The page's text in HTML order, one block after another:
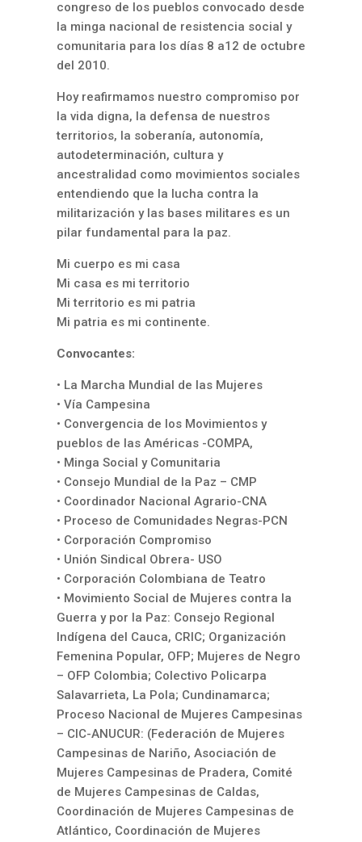
congreso de los pueblos convocado desde
la minga nacional de resistencia social y
comunitaria para los días 8 a12 de octubre
del 2010.
Hoy reafirmamos nuestro compromiso por
la vida digna, la defensa de nuestros
territorios, la soberanía, autonomía,
autodeterminación, cultura y
ancestralidad como movimientos sociales
entendiendo que la lucha contra la
militarización y las bases militares es un
pilar fundamental para la paz.
Mi cuerpo es mi casa
Mi casa es mi territorio
Mi territorio es mi patria
Mi patria es mi continente.
Convocantes:
• La Marcha Mundial de las Mujeres
• Vía Campesina
• Convergencia de los Movimientos y
pueblos de las Américas -COMPA,
• Minga Social y Comunitaria
• Consejo Mundial de la Paz – CMP
• Coordinador Nacional Agrario-CNA
• Proceso de Comunidades Negras-PCN
• Corporación Compromiso
• Unión Sindical Obrera- USO
• Corporación Colombiana de Teatro
• Movimiento Social de Mujeres contra la
Guerra y por la Paz: Consejo Regional
Indígena del Cauca, CRIC; Organización
Femenina Popular, OFP; Mujeres de Negro
– OFP Colombia; Colectivo Policarpa
Salavarrieta, La Pola; Cundinamarca;
Proceso Nacional de Mujeres Campesinas
– CIC-ANUCUR: (Federación de Mujeres
Campesinas de Nariño, Asociación de
Mujeres Campesinas de Pradera, Comité
de Mujeres Campesinas de Caldas,
Coordinación de Mujeres Campesinas de
Atlántico, Coordinación de Mujeres